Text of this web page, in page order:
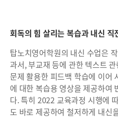
회독의 힘 살리는 복습과 내신 직
탑노치영어학원의 내신 수업은
과서, 부교재 등에 관한 텍스트
문제 활용한 피드백 학습에 이어
에 대한 복습용 영상을 제공하여
다. 특히 2022 교육과정 시행에
도 바로 제공하여 철저하게 내신